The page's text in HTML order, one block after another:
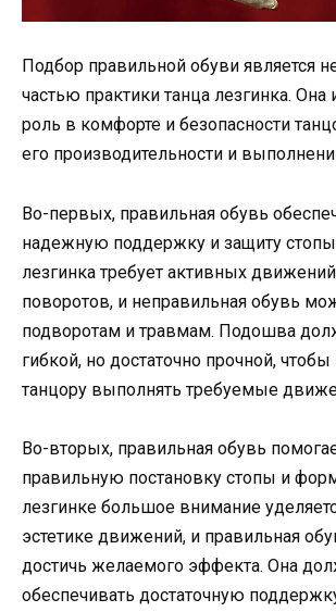
Подбор правильной обуви является
частью практики танца лезгинка.
роль в комфорте и безопасности
его производительности и
Во-первых, правильная обувь
надежную поддержку и защиту
лезгинка требует активных
поворотов, и неправильная обувь
подворотам и травмам. Подошва
гибкой, но достаточно прочной,
танцору выполнять требуемые
Во-вторых, правильная обувь
правильную постановку стопы и
лезгинке большое внимание
эстетике движений, и правильная
достичь желаемого эффекта. Она
обеспечивать достаточную